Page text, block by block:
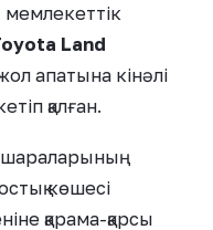
Land
апатына кінәлі
қалған.
шараларының
көшесі
қарама-қарсы